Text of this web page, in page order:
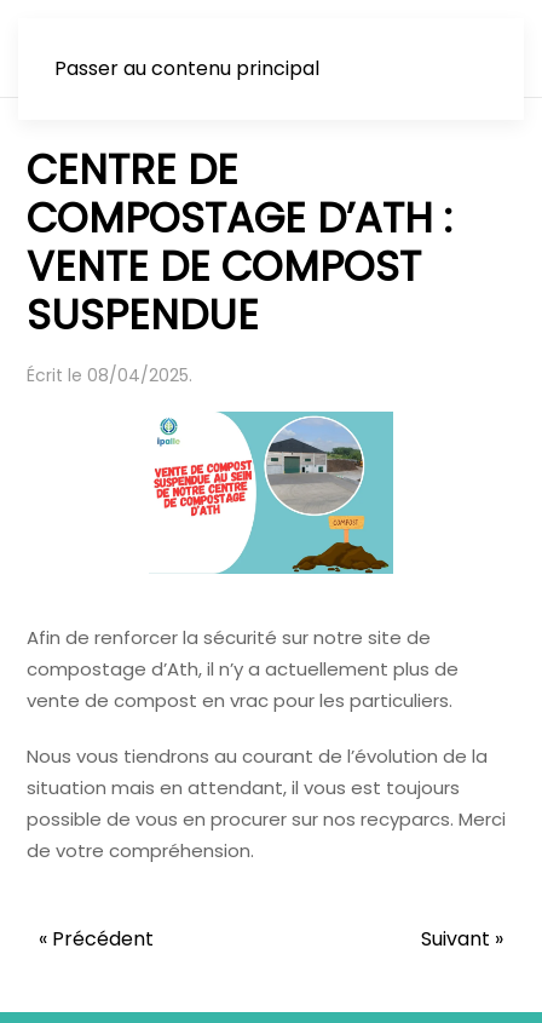
Passer au contenu principal
CENTRE DE
COMPOSTAGE D’ATH :
VENTE DE COMPOST
SUSPENDUE
Écrit le 08/04/2025.
Afin de renforcer la sécurité sur notre site de
compostage d’Ath, il n’y a actuellement plus de
vente de compost en vrac pour les particuliers.
Nous vous tiendrons au courant de l’évolution de la
situation mais en attendant, il vous est toujours
possible de vous en procurer sur nos recyparcs. Merci
de votre compréhension.
« Précédent Suivant »